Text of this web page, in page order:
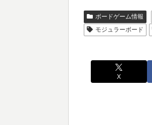
ボードゲーム情報
モジュラーボード
X